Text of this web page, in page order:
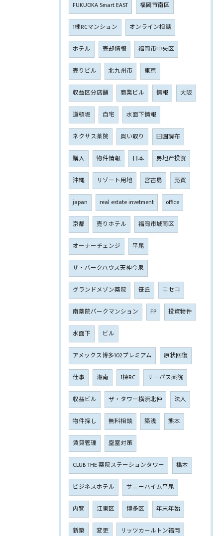
FUKUOKA Smart EAST 福岡市南区
1棟RCマンション オンライン相談
ホテル 売却情報 福岡市中央区
売りビル 北九州市 東京
収益区分店舗 商業ビル 情報 大阪
道頓堀 自宅 水面下情報
ネクサス薬院 買い取り 田園調布
購入 物件情報 日本 房地产投资
沖縄 リゾート用地 宮古島 売買
japan real estate invetment office
京都 売りホテル 福岡市城南区
オーナーチェンジ 平尾
ザ・パークハウス天神今泉
グランドメゾン薬院 笹丘 ニセコ
南薬院パークマンション FP 投資物件
水面下 ビル
アメックス博多102プレミアム 原状回復
仕事 湘南 1棟RC サーパス薬院
収益ビル ザ・タワー横浜北仲 法人
物件探し 無料相談 築浅 熊本
賃貸管理 空室対策
CLUB THE 薬院ステーションタワー 橋本
ビジネスホテル サニーハイム平尾
内覧 江東区 博多区 年末年始
新築 変更 リッツカールトン福岡